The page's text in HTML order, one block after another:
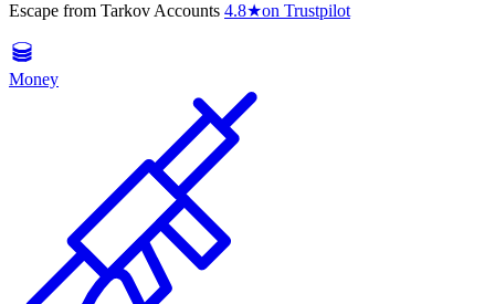
Escape from Tarkov Accounts 4.8★on Trustpilot
Money